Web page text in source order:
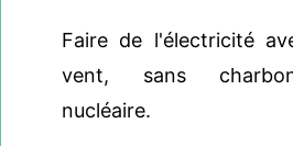
Faire de l'électricité
vent, sans
nucléaire.